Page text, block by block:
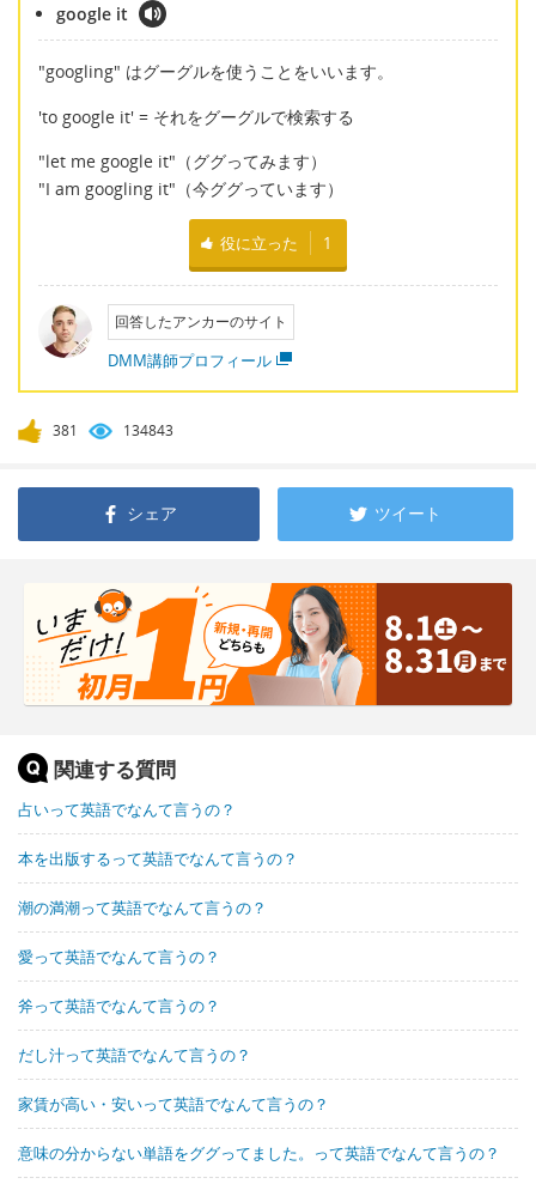
google it
"googling" はグーグルを使うことをいいます。
'to google it' = それをグーグルで検索する
"let me google it"（ググってみます）
"I am googling it"（今ググっています）
役に立った 1
回答したアンカーのサイト
DMM講師プロフィール
381 134843
シェア ツイート
関連する質問
占いって英語でなんて言うの？
本を出版するって英語でなんて言うの？
潮の満潮って英語でなんて言うの？
愛って英語でなんて言うの？
斧って英語でなんて言うの？
だし汁って英語でなんて言うの？
家賃が高い・安いって英語でなんて言うの？
意味の分からない単語をググってました。って英語でなんて言うの？